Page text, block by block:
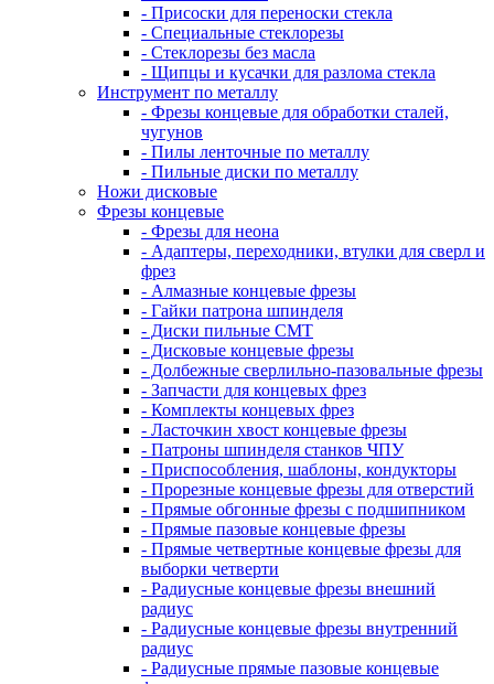
- Присоски для переноски стекла
- Специальные стеклорезы
- Стеклорезы без масла
- Щипцы и кусачки для разлома стекла
Инструмент по металлу
- Фрезы концевые для обработки сталей,
чугунов
- Пилы ленточные по металлу
- Пильные диски по металлу
Ножи дисковые
Фрезы концевые
- Фрезы для неона
- Адаптеры, переходники, втулки для сверл и
фрез
- Алмазные концевые фрезы
- Гайки патрона шпинделя
- Диски пильные CMT
- Дисковые концевые фрезы
- Долбежные сверлильно-пазовальные фрезы
- Запчасти для концевых фрез
- Комплекты концевых фрез
- Ласточкин хвост концевые фрезы
- Патроны шпинделя станков ЧПУ
- Приспособления, шаблоны, кондукторы
- Прорезные концевые фрезы для отверстий
- Прямые обгонные фрезы с подшипником
- Прямые пазовые концевые фрезы
- Прямые четвертные концевые фрезы для
выборки четверти
- Радиусные концевые фрезы внешний
радиус
- Радиусные концевые фрезы внутренний
радиус
- Радиусные прямые пазовые концевые